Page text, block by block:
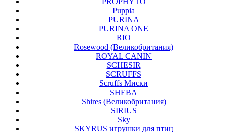
Puppia
PURINA
PURINA ONE
RIO
Rosewood (Великобритания)
ROYAL CANIN
SCHESIR
SCRUFFS
Scruffs Миски
SHEBA
Shires (Великобритания)
SIRIUS
Sky
SKYRUS игрушки для птиц